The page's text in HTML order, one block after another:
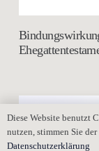
Diese Website benutzt
nutzen, stimmen Sie
Datenschutzerklärung